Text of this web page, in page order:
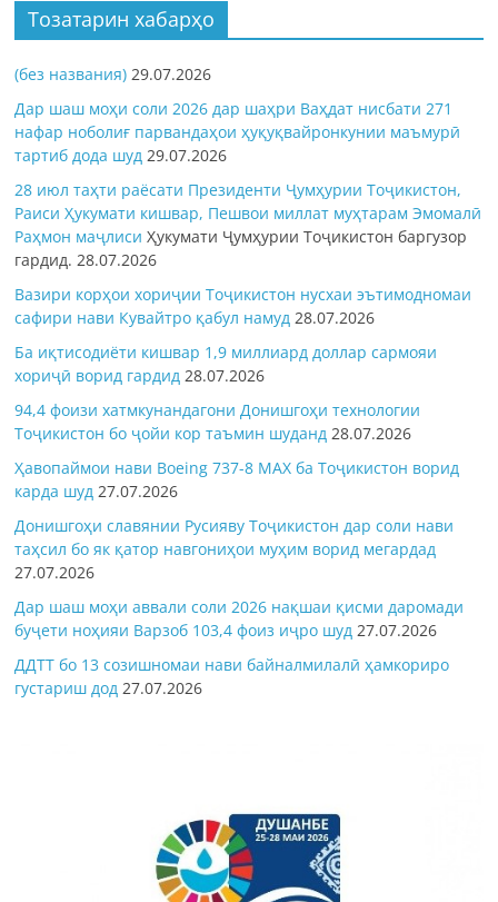
Тозатарин хабарҳо
(без названия) 29.07.2026
Дар шаш моҳи соли 2026 дар шаҳри Ваҳдат нисбати 271
нафар ноболиғ парвандаҳои ҳуқуқвайронкунии маъмурӣ
тартиб дода шуд 29.07.2026
28 июл таҳти раёсати Президенти Ҷумҳурии Тоҷикистон,
Раиси Ҳукумати кишвар, Пешвои миллат муҳтарам Эмомалӣ
Раҳмон маҷлисиҲукумати Ҷумҳурии Тоҷикистон баргузор
гардид.28.07.2026
Вазири корҳои хориҷии Тоҷикистон нусхаи эътимодномаи
сафири нави Кувайтро қабул намуд 28.07.2026
Ба иқтисодиёти кишвар 1,9 миллиард доллар сармояи
хориҷӣ ворид гардид 28.07.2026
94,4 фоизи хатмкунандагони Донишгоҳи технологии
Тоҷикистон бо ҷойи кор таъмин шуданд 28.07.2026
Ҳавопаймои нави Boeing 737-8 MAX ба Тоҷикистон ворид
карда шуд 27.07.2026
Донишгоҳи славянии Русияву Тоҷикистон дар соли нави
таҳсил бо як қатор навгониҳои муҳим ворид мегардад
27.07.2026
Дар шаш моҳи аввали соли 2026 нақшаи қисми даромади
буҷети ноҳияи Варзоб 103,4 фоиз иҷро шуд 27.07.2026
ДДТТ бо 13 созишномаи нави байналмилалӣ ҳамкориро
густариш дод 27.07.2026